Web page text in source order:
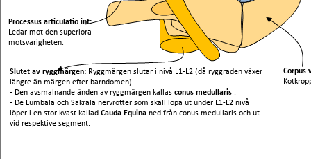
Processus articulatio inf:
Ledar mot den superiora
motsvarigheten.
Corpus
Slutet av ryggmärgen: Ryggmärgen slutar i nivå L1-L2 (då ryggraden växer
längre än märgen efter barndomen).
- Den avsmalnande änden av ryggmärgen kallas conus medullaris .
- De Lumbala och Sakrala nervrötter som skall löpa ut under L1-L2 nivå
löper i en stor kvast kallad Cauda Equina ned från conus medullaris och ut
vid respektive segment.